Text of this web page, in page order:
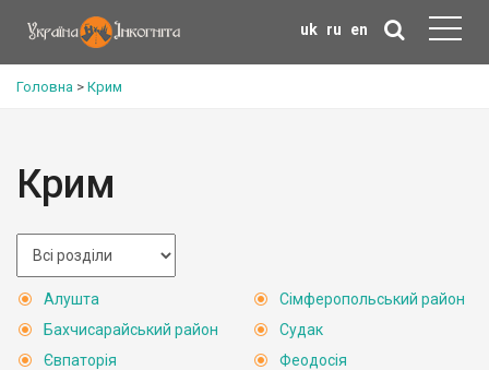
uk ru en
Головна > Крим
Крим
Алушта
Бахчисарайський район
Євпаторія
Сімферопольський район
Судак
Феодосія